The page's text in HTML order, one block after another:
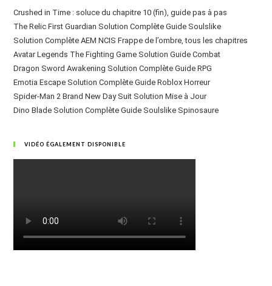
Crushed in Time : soluce du chapitre 10 (fin), guide pas à pas
The Relic First Guardian Solution Complète Guide Soulslike
Solution Complète AEM NCIS Frappe de l’ombre, tous les chapitres
Avatar Legends The Fighting Game Solution Guide Combat
Dragon Sword Awakening Solution Complète Guide RPG
Emotia Escape Solution Complète Guide Roblox Horreur
Spider-Man 2 Brand New Day Suit Solution Mise à Jour
Dino Blade Solution Complète Guide Soulslike Spinosaure
VIDÉO ÉGALEMENT DISPONIBLE